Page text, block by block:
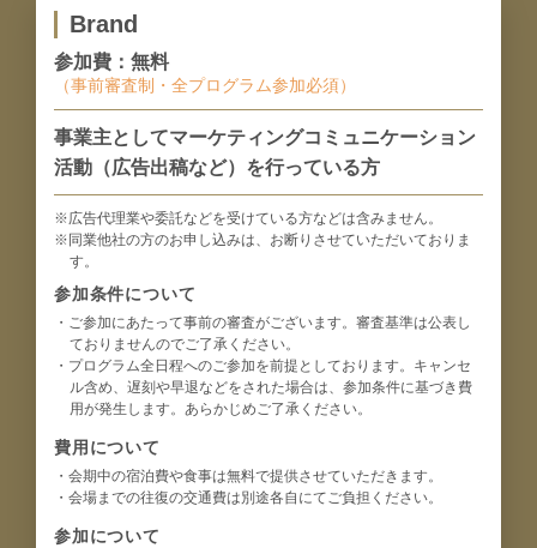
Brand
参加費：無料
（事前審査制・全プログラム参加必須）
事業主としてマーケティングコミュニケーション
活動（広告出稿など）を行っている方
※広告代理業や委託などを受けている方などは含みません。
※同業他社の方のお申し込みは、お断りさせていただいておりま
す。
参加条件について
・ご参加にあたって事前の審査がございます。審査基準は公表し
ておりませんのでご了承ください。
・プログラム全日程へのご参加を前提としております。キャンセ
ル含め、遅刻や早退などをされた場合は、参加条件に基づき費
用が発生します。あらかじめご了承ください。
費用について
・会期中の宿泊費や食事は無料で提供させていただきます。
・会場までの往復の交通費は別途各自にてご負担ください。
参加について